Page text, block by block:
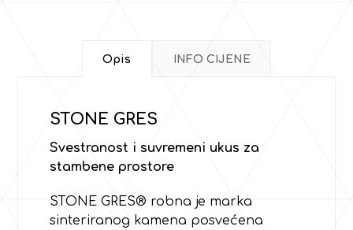
Opis INFO CIJENE
STONE GRES
Svestranost i suvremeni ukus za
stambene prostore
STONE GRES® robna je marka
sinteriranog kamena posvećena